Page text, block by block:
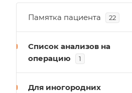
Памятка пациента 22
Список анализов на
операцию
1
Для иногородних